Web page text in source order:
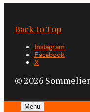
Back to Top
Instagram
Facebook
X
© 2026
Menu